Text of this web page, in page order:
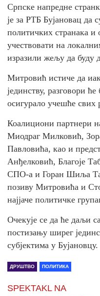
Српске напредне
је за РТБ Бујановац да
политичких странака и
учествовати на
изразили жељу да буду
Митровић истиче да
јединству, разговори
осигурало учешће свих
Коалициони партнери
Миодраг Милковић,
Павловића, као и
Анђелковић, Благоје
СПО-а и Горан Шиља
позиву Митровића и
најјаче политичке
Очекује се да ће даљи
постизању ширег
субјектима у Бујановцу.
ДРУШТВО ПОЛИТИКА
SPEKTAKL NA